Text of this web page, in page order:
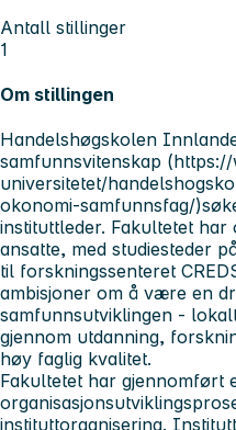
Antall stillinger
1
Om stillingen
Handelshøgskolen
samfunnsvitenskap
universitetet/
okonomi-samfunnsfag/
instituttleder. Fakultetet
ansatte, med studiesteder
til forskningssenteret
ambisjoner om å være en
samfunnsutviklingen -
gjennom utdanning,
høy faglig kvalitet.
Fakultetet har gjennomført
instituttorganisering.